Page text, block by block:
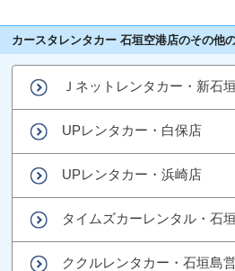
カースタレンタカー 石垣空港店のその他
Ｊネットレンタカー・新石
UPレンタカー・白保店
UPレンタカー・浜崎店
タイムズカーレンタル・石
ククルレンタカー・石垣島